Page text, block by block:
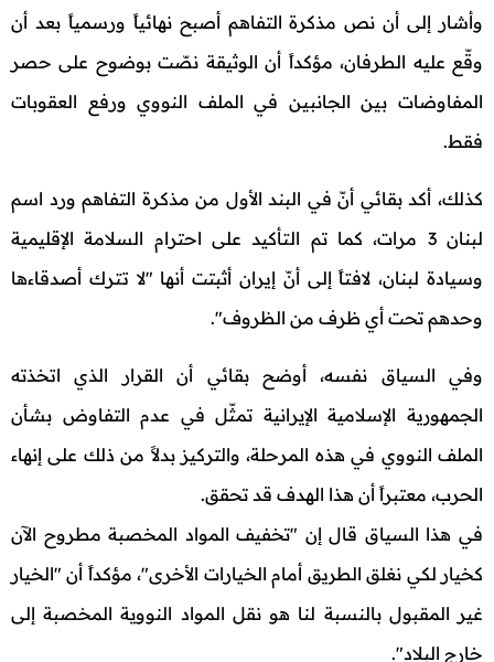
وأشار إلى أن نص مذكرة التفاهم أصبح نهائياً ورسمياً بعد أن
وقّع عليه الطرفان، مؤكداً أن الوثيقة نصّت بوضوح على حصر
المفاوضات بين الجانبين في الملف النووي ورفع العقوبات
فقط.
كذلك، أكد بقائي أنّ في البند الأول من مذكرة التفاهم ورد اسم
لبنان 3 مرات، كما تم التأكيد على احترام السلامة الإقليمية
وسيادة لبنان، لافتاً إلى أنّ إيران أثبتت أنها "لا تترك أصدقاءها
وحدهم تحت أي ظرف من الظروف".
وفي السياق نفسه، أوضح بقائي أن القرار الذي اتخذته
الجمهورية الإسلامية الإيرانية تمثّل في عدم التفاوض بشأن
الملف النووي في هذه المرحلة، والتركيز بدلاً من ذلك على إنهاء
الحرب، معتبراً أن هذا الهدف قد تحقق.
في هذا السياق قال إن "تخفيف المواد المخصبة مطروح الآن
كخيار لكي نغلق الطريق أمام الخيارات الأخرى"، مؤكداً أن "الخيار
غير المقبول بالنسبة لنا هو نقل المواد النووية المخصبة إلى
خارج البلاد".